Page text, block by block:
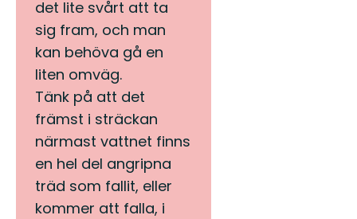
det lite svårt att ta
sig fram, och man
kan behöva gå en
liten omväg.
Tänk på att det
främst i sträckan
närmast vattnet finns
en hel del angripna
träd som fallit, eller
kommer att falla, i